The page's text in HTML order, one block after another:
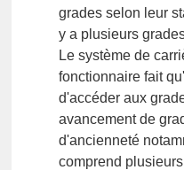
grades selon leur
y a plusieurs
Le système de
fonctionnaire fait
d'accéder aux
avancement de
d'ancienneté
comprend